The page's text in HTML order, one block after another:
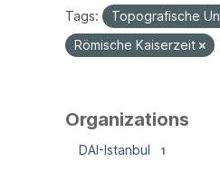
Tags: Topografische
Römische Kaiserzeit
Organizations
DAI-Istanbul 1